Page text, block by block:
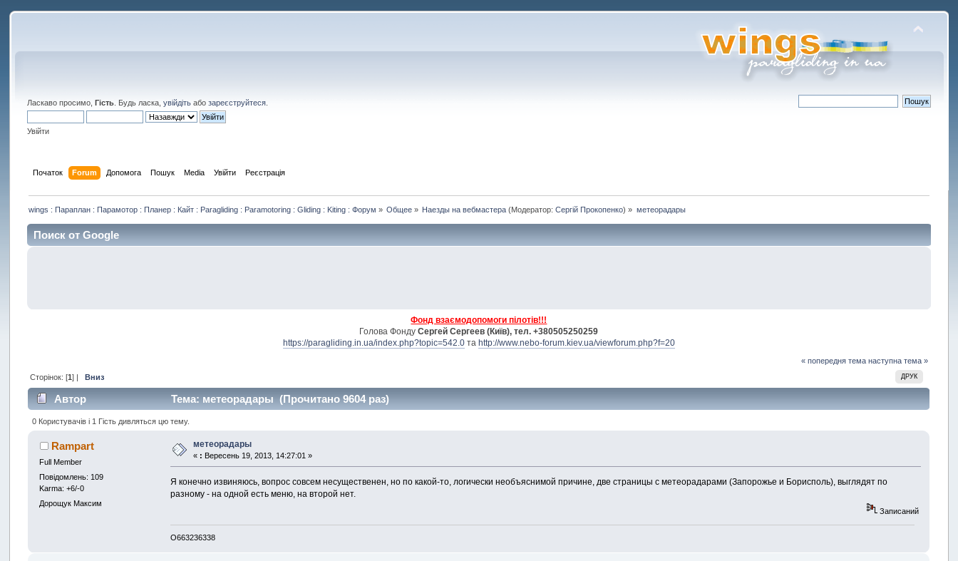
Ласкаво просимо,Гість . Будь ласка,увійдіть абозареєструйтеся
Увійти
Початок Forum Допомога Пошук Media Увійти Реєстрація
wings : Параплан : Парамотор : Планер : Кайт : Paragliding : Paramotoring : Gliding : Kiting : Форум » Общее » Наезды на вебмастера (Модератор:Сергій Прокопенко) » метеорадары
Поиск от Google
Фонд взаємодопомоги пілотів!!!
Голова ФондуСергей Сергеев (Київ), тел. +380505250259
https://paragliding.in.ua/index.php?topic=542.0та http://www.nebo-forum.kiev.ua/viewforum.php?f=20
« попередня тема наступна тема »
ДРУК
Сторінок: [1] | Вниз
Автор Тема: метеорадары (Прочитано 9604 раз)
0 Користувачів і 1 Гість дивляться цю тему.
Rampart
Full Member
Повідомлень: 109
Karma: +6/-0
Дорощук Максим
метеорадары
« : Вересень 19, 2013, 14:27:01 »
Я конечно извиняюсь, вопрос совсем несущественен, но по какой-то, логически необъяснимой причине, две страницы с метеорадарами (Запорожье и Борисполь), выглядят по
разному - на одной есть меню, на второй нет.
Записаний
О663236338